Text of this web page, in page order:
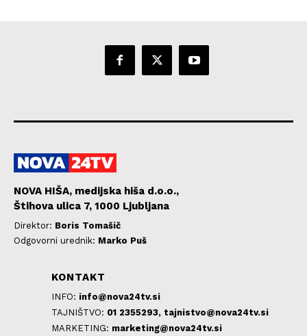
NOVA HIŠA, medijska hiša d.o.o.,
Štihova ulica 7, 1000 Ljubljana
Direktor: Boris Tomašič
Odgovorni urednik: Marko Puš
KONTAKT
INFO: info@nova24tv.si
TAJNIŠTVO: 01 2355293, tajnistvo@nova24tv.si
MARKETING: marketing@nova24tv.si